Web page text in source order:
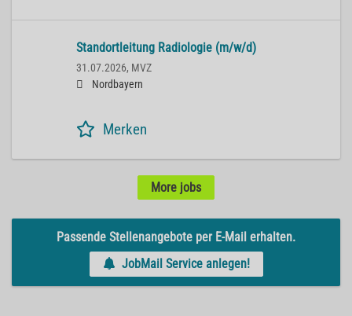
Standortleitung Radiologie (m/w/d)
31.07.2026, MVZ
Nordbayern
Merken
More jobs
Passende Stellenangebote per E-Mail erhalten.
JobMail Service anlegen!